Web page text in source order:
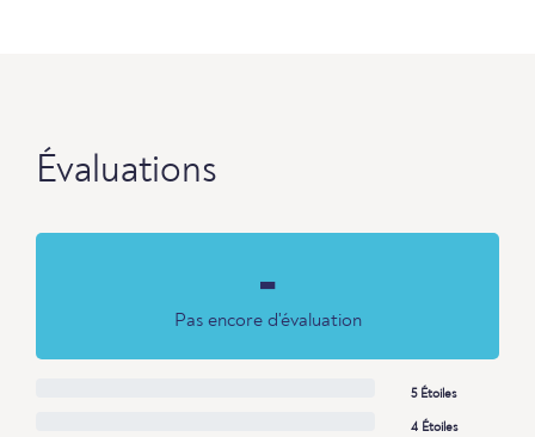
Évaluations
-
Pas encore d'évaluation
5 Étoiles
4 Étoiles